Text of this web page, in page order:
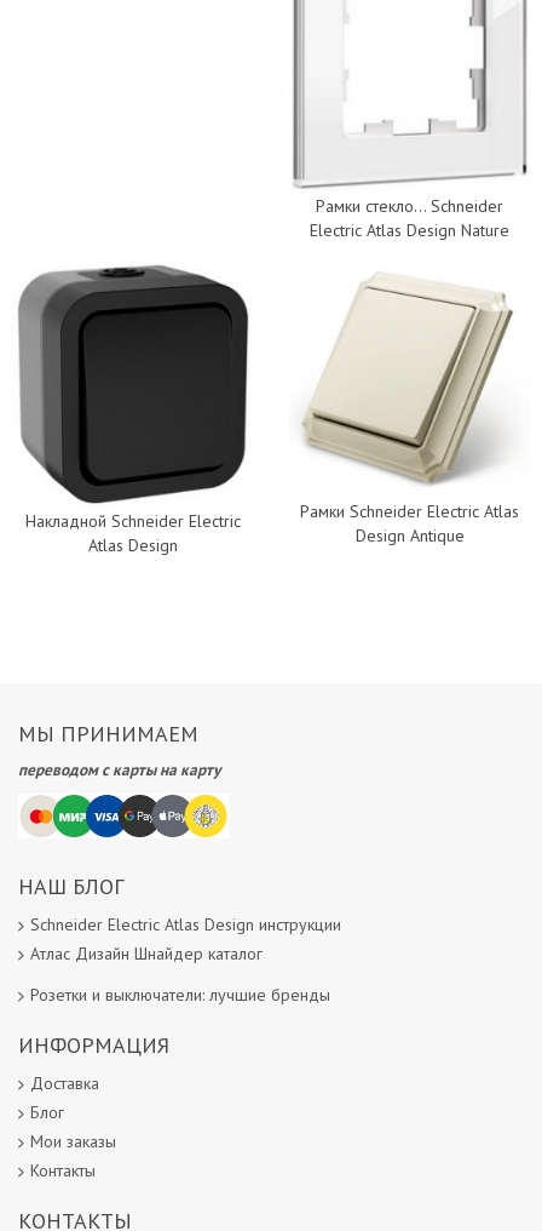
Рамки стекло... Schneider
Electric Atlas Design Nature
Накладной Schneider Electric
Atlas Design
Рамки Schneider Electric Atlas
Design Antique
МЫ ПРИНИМАЕМ
переводом с карты на карту
НАШ БЛОГ
Schneider Electric Atlas Design инструкции
Атлас Дизайн Шнайдер каталог
Розетки и выключатели: лучшие бренды
ИНФОРМАЦИЯ
Доставка
Блог
Мои заказы
Контакты
КОНТАКТЫ